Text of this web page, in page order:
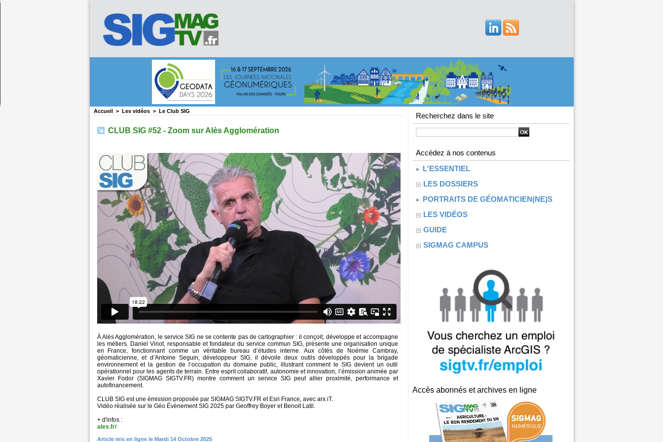
Accueil > Les vidéos > Le Club SIG
CLUB SIG #52 - Zoom sur Alès Agglomération
À Alès Agglomération, le service SIG ne se contente pas de cartographier : il conçoit, développe et accompagne
les métiers. Daniel Vinot, responsable et fondateur du service commun SIG, présente une organisation unique
en France, fonctionnant comme un véritable bureau d’études interne. Aux côtés de Noémie Cambray,
géomaticienne, et d’Antoine Seguin, développeur SIG, il dévoile deux outils développés pour la brigade
environnement et la gestion de l’occupation du domaine public, illustrant comment le SIG devient un outil
opérationnel pour les agents de terrain. Entre esprit collaboratif, autonomie et innovation, l’émission animée par
Xavier Fodor (SIGMAG SIGTV.FR) montre comment un service SIG peut allier proximité, performance et
autofinancement.
CLUB SIG est une émission proposée par SIGMAG SIGTV.FR et Esri France, avec arx iT.
Vidéo réalisée sur le Géo Évènement SIG 2025 par Geoffrey Boyer et Benoit Latil.
+ d'infos :
ales.fr/
Article mis en ligne le Mardi 14 Octobre 2025
Recherchez dans le site
Accédez à nos contenus
L'ESSENTIEL
LES DOSSIERS
PORTRAITS DE GÉOMATICIEN(NE)S
LES VIDÉOS
GUIDE
SIGMAG CAMPUS
Accès abonnés et archives en ligne